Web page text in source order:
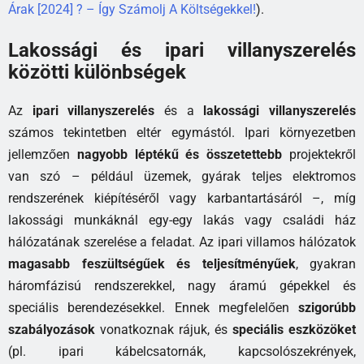
Árak [2024] ? – Így Számolj A Költségekkel!).
Lakossági és ipari villanyszerelés
közötti különbségek
Az ipari villanyszerelés és a lakossági villanyszerelés
számos tekintetben eltér egymástól. Ipari környezetben
jellemzően nagyobb léptékű és összetettebb projektekről
van szó – például üzemek, gyárak teljes elektromos
rendszerének kiépítéséről vagy karbantartásáról –, míg
lakossági munkáknál egy-egy lakás vagy családi ház
hálózatának szerelése a feladat. Az ipari villamos hálózatok
magasabb feszültségűek és teljesítményűek, gyakran
háromfázisú rendszerekkel, nagy áramú gépekkel és
speciális berendezésekkel. Ennek megfelelően szigorúbb
szabályozások vonatkoznak rájuk, és speciális eszközöket
(pl. ipari kábelcsatornák, kapcsolószekrények,